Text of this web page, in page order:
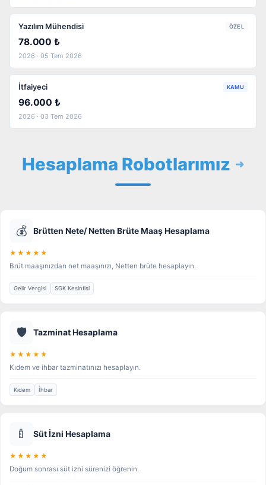
Yazılım Mühendisi ÖZEL
78.000 ₺
2026 · 05 Tem 2026
İtfaiyeci KAMU
96.000 ₺
2026 · 03 Tem 2026
Hesaplama Robotlarımız
💰 Brütten Nete/ Netten Brüte Maaş Hesaplama
★★★★★
Brüt maaşınızdan net maaşınızı, Netten brüte hesaplayın.
Gelir Vergisi SGK Kesintisi
🛡️ Tazminat Hesaplama
★★★★★
Kıdem ve ihbar tazminatınızı hesaplayın.
Kıdem İhbar
🍼 Süt İzni Hesaplama
★★★★★
Doğum sonrası süt izni sürenizi öğrenin.